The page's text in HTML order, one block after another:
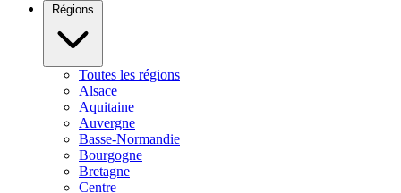
Régions
Toutes les régions
Alsace
Aquitaine
Auvergne
Basse-Normandie
Bourgogne
Bretagne
Centre